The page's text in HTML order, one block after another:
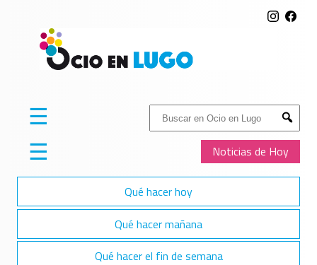
Buscar:
Submit
Noticias de Hoy
☰
☰
Qué hacer hoy
Qué hacer mañana
Qué hacer el fin de semana